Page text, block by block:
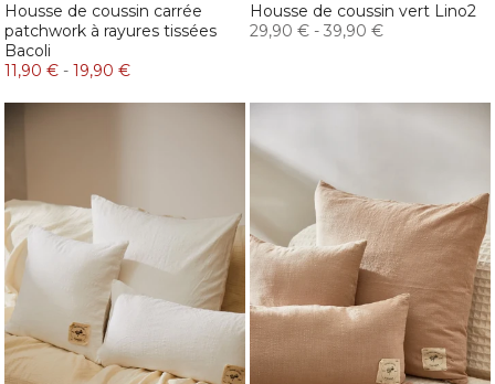
Housse de coussin carrée
patchwork à rayures tissées
Bacoli
11,90 € - 19,90 €
Housse de coussin vert Lino2
29,90 € - 39,90 €